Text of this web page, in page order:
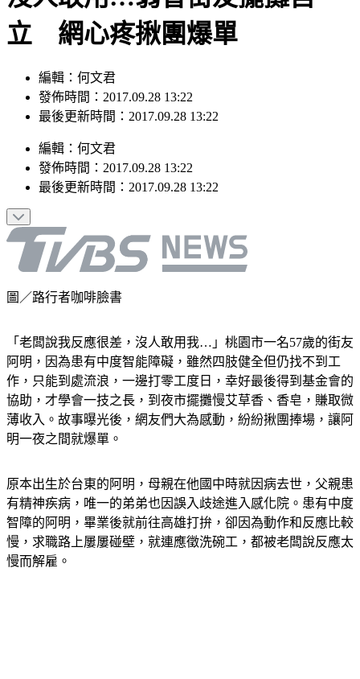
沒人敢用…弱智街友擺攤自
立 網心疼揪團爆單
編輯：何文君
發佈時間：2017.09.28 13:22
編輯：何文君
發佈時間：2017.09.28 13:22
「老闆說我反應很差，沒人敢用我…」桃園市一名57歲的街友
阿明，因為患有中度智能障礙，雖然四肢健全但仍找不到工
作，只能到處流浪，一邊打零工度日，幸好最後得到基金會的
協助，才學會一技之長，到夜市擺攤慢艾草香、香皂，賺取微
薄收入。故事曝光後，網友們大為感動，紛紛揪團捧場，讓阿
原本出生於台東的阿明，母親在他國中時就因病去世，父親患
有精神疾病，唯一的弟弟也因誤入歧途進入感化院。患有中度
智障的阿明，畢業後就前往高雄打拚，卻因為動作和反應比較
慢，求職路上屢屢碰壁，就連應徵洗碗工，都被老闆說反應太